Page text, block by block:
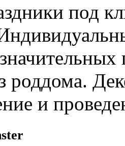
под
роддома.
и